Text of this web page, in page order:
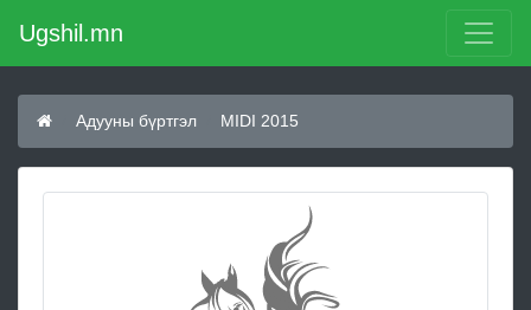
Ugshil.mn
Адууны бүртгэл MIDI 2015